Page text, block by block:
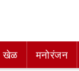
खेळ मनोरंजन
खेळ मनोरंजन